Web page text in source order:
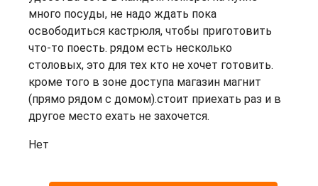
много посуды, не надо ждать пока
освободиться кастрюля, чтобы приготовить
что-то поесть. рядом есть несколько
столовых, это для тех кто не хочет готовить.
кроме того в зоне доступа магазин магнит
(прямо рядом с домом).стоит приехать раз и в
другое место ехать не захочется.
Нет